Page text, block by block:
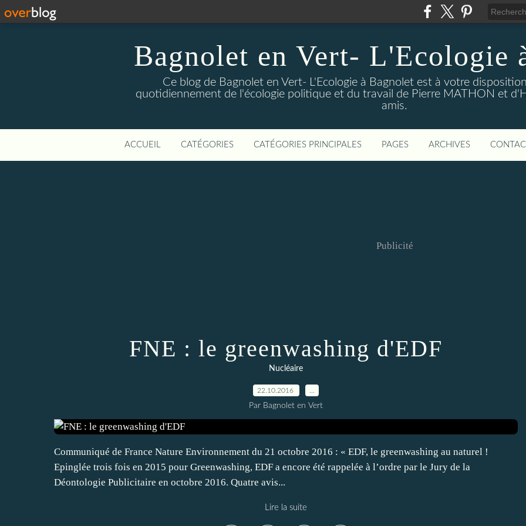
Bagnolet en Vert- L'Ecologie
Ce blog de Bagnolet en Vert- L'Ecologie à Bagnolet est à votre
quotidiennement de l'écologie politique et du travail de Pierre MATHON et
amis.
ACCUEIL CATÉGORIES CATÉGORIES PRINCIPALES PAGES ARCHIVES
Publicité
FNE : le greenwashing d'EDF
Nucléaire
22.10.2016
Par Bagnolet en Vert
Communiqué de France Nature Environnement du 21 octobre 2016 : « EDF, le greenwashing au naturel !
Epinglée trois fois en 2015 pour Greenwashing, EDF a encore été rappelée à l’ordre par le Jury de la
Déontologie Publicitaire en octobre 2016. Quatre avis...
Lire la suite